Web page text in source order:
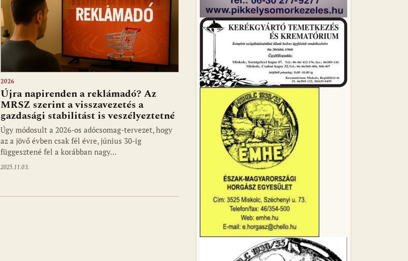
2026
Újra napirenden a reklámadó? Az
MRSZ szerint a visszavezetés a
gazdasági stabilitást is veszélyeztetné
Úgy módosult a 2026-os adócsomag-tervezet, hogy
az a jövő évben csak fél évre, június 30-ig
függesztené fel a korábban nagy…
2025.11.03.